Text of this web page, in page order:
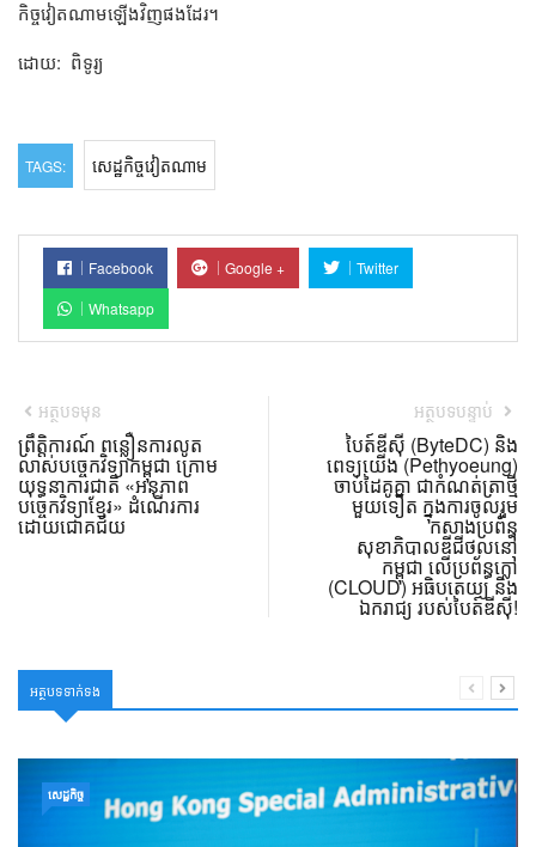
កិច្ចវៀតណាមឡើងវិញផងដែរ។
ដោយ: ពិទូរ្យ
TAGS: សេដ្ឋកិច្ចវៀតណាម
Facebook Google +
Twitter
Whatsapp
អត្ថបទមុន
ព្រឹត្តិការណ៍ ពន្លឿនការលូត
លាស់បច្ចេកវិទ្យាកម្ពុជា ក្រោម
យុទ្ធនាការជាតិ «អនុភាព
បច្ចេកវិទ្យាខ្មែរ» ដំណើរការ
ដោយជោគជ័យ
អត្ថបទបន្ទាប់
បៃត៍ឌីស៊ី (ByteDC) និង
ពេទ្យយើង (Pethyoeung)
ចាប់ដៃគូគ្នា ជាកំណត់ត្រាថ្មី
មួយទៀត ក្នុងការចូលរួម
កសាងប្រព័ន្ធ
សុខាភិបាលឌីជីថល​នៅ
កម្ពុជា លើប្រព័ន្ធក្លៅ
(CLOUD) អធិបតេយ្យ និង
ឯករាជ្យ របស់បៃត៍ឌីស៊ី!
អត្ថបទទាក់ទង
សេដ្ឋកិច្ច